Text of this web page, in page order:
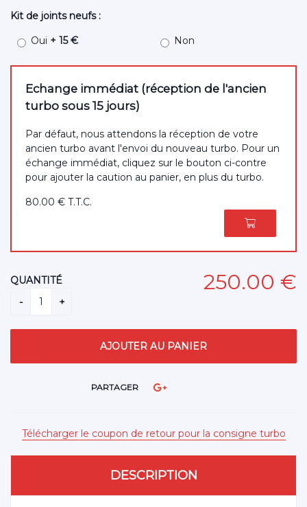
Kit de joints neufs :
Oui + 15 € Non
Echange immédiat (réception de l'ancien
turbo sous 15 jours)
Par défaut, nous attendons la réception de votre
ancien turbo avant l'envoi du nouveau turbo. Pour un
échange immédiat, cliquez sur le bouton ci-contre
pour ajouter la caution au panier, en plus du turbo.
80.00 € T.T.C.
250.00 €
QUANTITÉ
PARTAGER
Télécharger le coupon de retour pour la consigne turbo
DESCRIPTION